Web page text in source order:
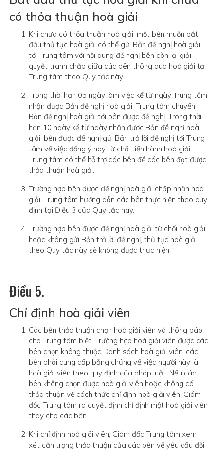
có thỏa thuận hoà giải
Khi chưa có thỏa thuận hoà giải, một bên muốn bắt
đầu thủ tục hoà giải có thể gửi Bản đề nghị hoà giải
tới Trung tâm với nội dung đề nghị bên còn lại giải
quyết tranh chấp giữa các bên thông qua hoà giải tại
Trung tâm theo Quy tắc này.
Trong thời hạn 05 ngày làm việc kể từ ngày Trung tâm
nhận được Bản đề nghị hoà giải, Trung tâm chuyển
Bản đề nghị hoà giải tới bên được đề nghị. Trong thời
hạn 10 ngày kể từ ngày nhận được Bản đề nghị hoà
giải, bên được đề nghị gửi Bản trả lời đề nghị tới Trung
tâm về việc đồng ý hay từ chối tiến hành hoà giải.
Trung tâm có thể hỗ trợ các bên để các bên đạt được
thỏa thuận hoà giải.
Trường hợp bên được đề nghị hoà giải chấp nhận hoà
giải, Trung tâm hướng dẫn các bên thực hiện theo quy
định tại Điều 3 của Quy tắc này.
Trường hợp bên được đề nghị hoà giải từ chối hoà giải
hoặc không gửi Bản trả lời đề nghị, thủ tục hoà giải
theo Quy tắc này sẽ không được thực hiện.
Điều 5.
Chỉ định hoà giải viên
Các bên thỏa thuận chọn hoà giải viên và thông báo
cho Trung tâm biết. Trường hợp hoà giải viên được các
bên chọn không thuộc Danh sách hoà giải viên, các
bên phải cung cấp bằng chứng về việc người này là
hoà giải viên theo quy định của pháp luật. Nếu các
bên không chọn được hoà giải viên hoặc không có
thỏa thuận về cách thức chỉ định hoà giải viên, Giám
đốc Trung tâm ra quyết định chỉ định một hoà giải viên
thay cho các bên.
Khi chỉ định hoà giải viên, Giám đốc Trung tâm xem
xét cẩn trọng thỏa thuận của các bên về yêu cầu đối